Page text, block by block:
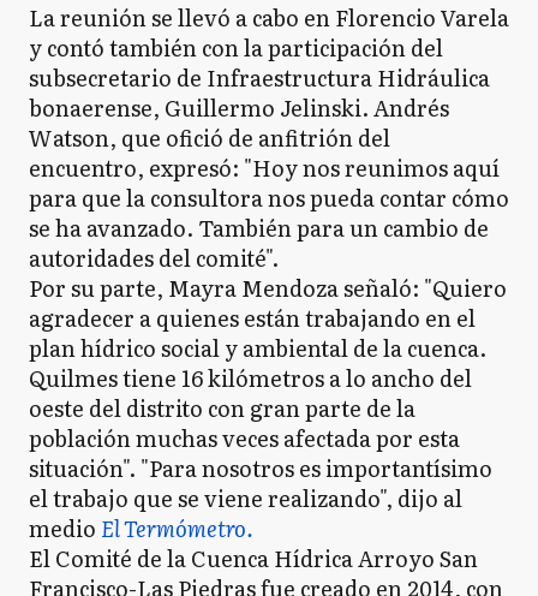
La reunión se llevó a cabo en Florencio Varela
y contó también con la participación del
subsecretario de Infraestructura Hidráulica
bonaerense, Guillermo Jelinski. Andrés
Watson, que ofició de anfitrión del
encuentro, expresó: "Hoy nos reunimos aquí
para que la consultora nos pueda contar cómo
se ha avanzado. También para un cambio de
autoridades del comité".
Por su parte, Mayra Mendoza señaló: "Quiero
agradecer a quienes están trabajando en el
plan hídrico social y ambiental de la cuenca.
Quilmes tiene 16 kilómetros a lo ancho del
oeste del distrito con gran parte de la
población muchas veces afectada por esta
situación". "Para nosotros es importantísimo
el trabajo que se viene realizando", dijo al
medio El Termómetro.
El Comité de la Cuenca Hídrica Arroyo San
Francisco-Las Piedras fue creado en 2014, con